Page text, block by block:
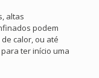
altas
podem
calor, ou até
ter início uma